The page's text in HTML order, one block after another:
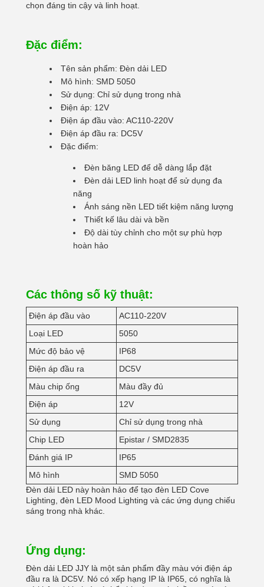
chọn đáng tin cậy và linh hoạt.
Đặc điểm:
Tên sản phẩm: Đèn dải LED
Mô hình: SMD 5050
Sử dụng: Chỉ sử dụng trong nhà
Điện áp: 12V
Điện áp đầu vào: AC110-220V
Điện áp đầu ra: DC5V
Đặc điểm:
Đèn băng LED để dễ dàng lắp đặt
Đèn dải LED linh hoạt để sử dụng đa
năng
Ánh sáng nền LED tiết kiệm năng lượng
Thiết kế lâu dài và bền
Độ dài tùy chỉnh cho một sự phù hợp
hoàn hảo
Các thông số kỹ thuật:
Điện áp đầu vào
AC110-220V
Loại LED
5050
Mức độ bảo vệ
IP68
Điện áp đầu ra
DC5V
Màu chip ống
Màu đầy đủ
Điện áp
12V
Sử dụng
Chỉ sử dụng trong nhà
Chip LED
Epistar / SMD2835
Đánh giá IP
IP65
Mô hình
SMD 5050
Đèn dải LED này hoàn hảo để tạo đèn LED Cove
Lighting, đèn LED Mood Lighting và các ứng dụng chiếu
sáng trong nhà khác.
Ứng dụng:
Đèn dải LED JJY là một sản phẩm đầy màu với điện áp
đầu ra là DC5V. Nó có xếp hạng IP là IP65, có nghĩa là